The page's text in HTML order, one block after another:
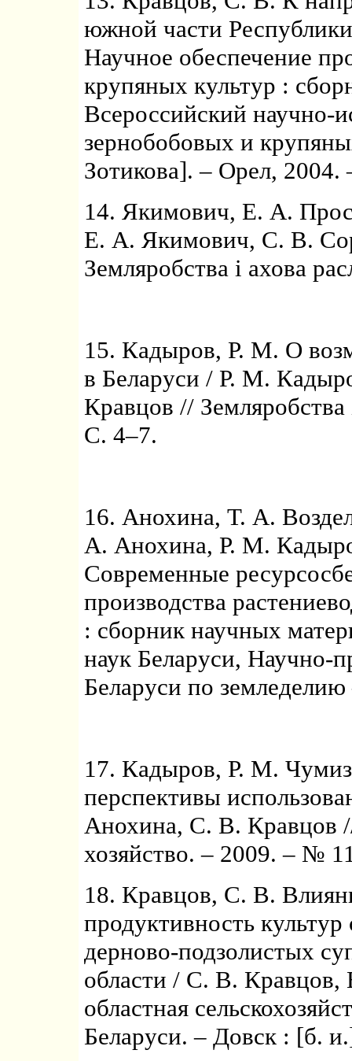
южной части
Научное обеспечение
крупяных культур :
Всероссийский научно-
зернобобовых и
Зотикова]. – Орел, 2004.
14. Якимович, Е. А.
Е. А. Якимович, С. В.
Земляробства i ахова
15. Кадыров, Р. М. О
в Беларуси / Р. М.
Кравцов //
С. 4–7.
16. Анохина, Т. А.
А. Анохина, Р. М.
Современные
производства
: сборник научных
наук Беларуси, Научно-
Беларуси по
17. Кадыров, Р. М.
перспективы
Анохина, С. В. Кравцов //
хозяйство. – 2009. – №
18. Кравцов, С. В.
продуктивность
дерново-подзолистых
области / С. В. Кравцов,
областная
Беларуси. – Довск : [б.